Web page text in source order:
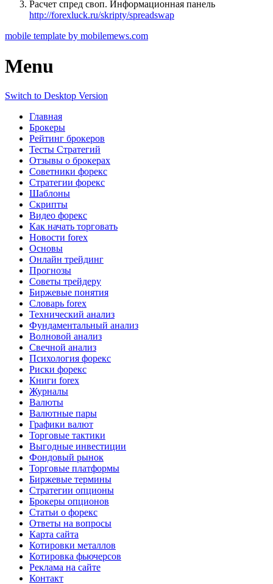
Расчет спред своп. Информационная панель
http://forexluck.ru/skripty/spreadswap
mobile template by mobilemews.com
Menu
Switch to Desktop Version
Главная
Брокеры
Рейтинг брокеров
Тесты Стратегий
Отзывы о брокерах
Советники форекс
Стратегии форекс
Шаблоны
Скрипты
Видео форекс
Как начать торговать
Новости forex
Основы
Онлайн трейдинг
Прогнозы
Советы трейдеру
Биржевые понятия
Словарь forex
Технический анализ
Фундаментальный анализ
Волновой анализ
Свечной анализ
Психология форекс
Риски форекс
Книги forex
Журналы
Валюты
Валютные пары
Графики валют
Торговые тактики
Выгодные инвестиции
Фондовый рынок
Торговые платформы
Биржевые термины
Стратегии опционы
Брокеры опционов
Статьи о форекс
Ответы на вопросы
Карта сайта
Котировки металлов
Котировка фьючерсов
Реклама на сайте
Контакт